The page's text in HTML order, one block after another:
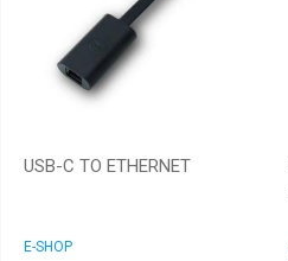
USB-C TO ETHERNET
E-SHOP